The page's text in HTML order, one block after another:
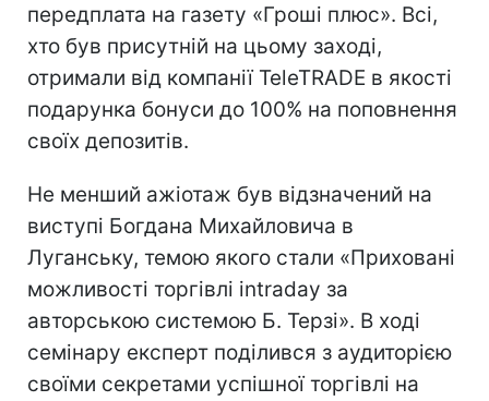
передплата на газету «Гроші плюс». Всі,
хто був присутній на цьому заході,
отримали від компанії TeleTRADE в якості
подарунка бонуси до 100% на поповнення
своїх депозитів.
Не менший ажіотаж був відзначений на
виступі Богдана Михайловича в
Луганську, темою якого стали «Приховані
можливості торгівлі intraday за
авторською системою Б. Терзі». В ході
семінару експерт поділився з аудиторією
своїми секретами успішної торгівлі на